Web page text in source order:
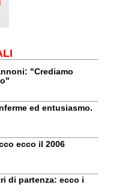
"Crediamo
ed entusiasmo.
ecco il 2006
di partenza: ecco i